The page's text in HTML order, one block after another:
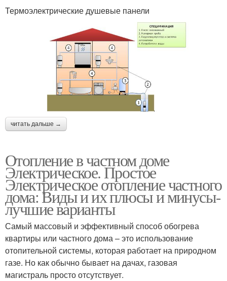
Термоэлектрические душевые панели
читать дальше →
Отопление в частном доме
Электрическое. Простое
Электрическое отопление частного
дома: Виды и их плюсы и минусы-
лучшие варианты
Самый массовый и эффективный способ обогрева
квартиры или частного дома – это использование
отопительной системы, которая работает на природном
газе. Но как обычно бывает на дачах, газовая
магистраль просто отсутствует.